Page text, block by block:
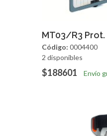
Agregar
MT03/R3 Prot.
Código: 0004400
2 disponibles
$188601 Envío